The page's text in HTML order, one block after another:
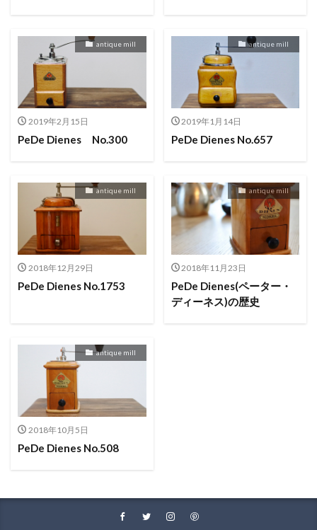
antique mill
2019年2月15日
PeDe Dienes No.300
antique mill
2019年1月14日
PeDe Dienes No.657
antique mill
2018年12月29日
PeDe Dienes No.1753
antique mill
2018年11月23日
PeDe Dienes(ペーター・
ディーネス)の歴史
antique mill
2018年10月5日
PeDe Dienes No.508